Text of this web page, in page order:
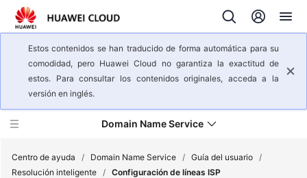
Estos contenidos se han traducido de forma automática para su
comodidad, pero Huawei Cloud no garantiza la exactitud de
estos. Para consultar los contenidos originales, acceda a la
versión en inglés.
Domain Name Service
Centro de ayuda / Domain Name Service / Guía del usuario /
Resolución inteligente / Configuración de líneas ISP